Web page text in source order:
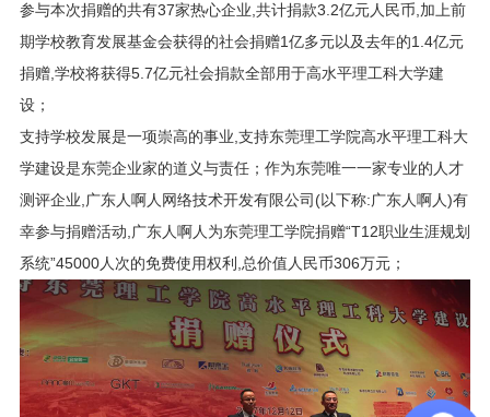
参与本次捐赠的共有37家热心企业,共计捐款3.2亿元人民币,加上前
期学校教育发展基金会获得的社会捐赠1亿多元以及去年的1.4亿元
捐赠,学校将获得5.7亿元社会捐款全部用于高水平理工科大学建
设；
支持学校发展是一项崇高的事业,支持东莞理工学院高水平理工科大
学建设是东莞企业家的道义与责任；作为东莞唯一一家专业的人才
测评企业,广东人啊人网络技术开发有限公司(以下称:广东人啊人)有
幸参与捐赠活动,广东人啊人为东莞理工学院捐赠“T12职业生涯规划
系统”45000人次的免费使用权利,总价值人民币306万元；